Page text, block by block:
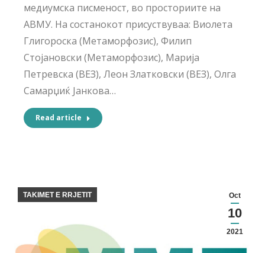
медиумска писменост, во просториите на
АВМУ. На состанокот присуствуваа: Виолета
Глигороска (Метаморфозис), Филип
Стојановски (Метаморфозис), Марија
Петревска (ВЕЗ), Леон Златковски (ВЕЗ), Олга
Самарџиќ Јанкова…
Read article
Oct
10
2021
TAKIMET E RRJETIT